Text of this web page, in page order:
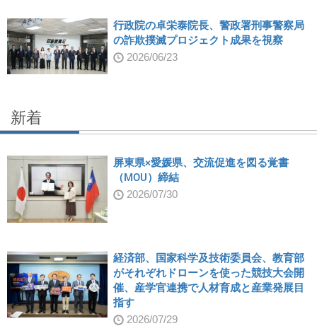
行政院の卓栄泰院長、警政署刑事警察局
の詐欺撲滅プロジェクト成果を視察
2026/06/23
新着
屏東県×愛媛県、交流促進を図る覚書
（MOU）締結
2026/07/30
経済部、国家科学及技術委員会、教育部
がそれぞれドローンを使った競技大会開
催、産学官連携で人材育成と産業発展目
指す
2026/07/29